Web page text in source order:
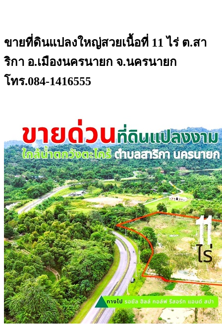
ขายที่ดินแปลงใหญ่สวยเนื้อที่ 11 ไร่ ต.สา
ริกา อ.เมืองนครนายก จ.นครนายก
โทร.084-1416555